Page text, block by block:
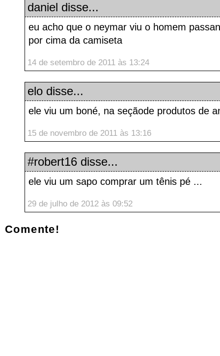
daniel disse...
eu acho que o neymar viu o homem
por cima da camiseta
14 de setembro de 2011 às 13:24
elo disse...
ele viu um boné, na seçãode produtos de
15 de novembro de 2011 às 13:16
#robert16 disse...
ele viu um sapo comprar um tênis pé ...
29 de julho de 2012 às 09:52
Comente!